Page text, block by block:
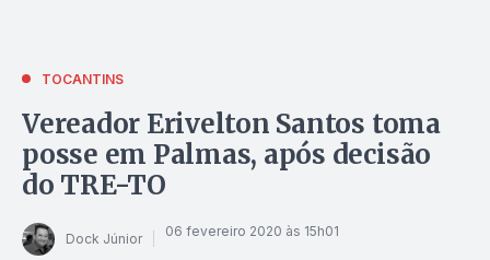
TOCANTINS
Vereador Erivelton Santos toma
posse em Palmas, após decisão
do TRE-TO
Dock Júnior 06 fevereiro 2020 às 15h01